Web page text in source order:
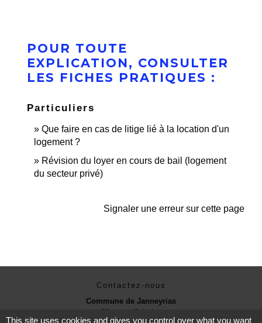
POUR TOUTE
EXPLICATION, CONSULTER
LES FICHES PRATIQUES :
Particuliers
Que faire en cas de litige lié à la location d'un
logement ?
Révision du loyer en cours de bail (logement
du secteur privé)
Signaler une erreur sur cette page
Contactez-nous
Commune de Janneyrias
30, route Crémieu
This site uses cookies and gives you control over what you want